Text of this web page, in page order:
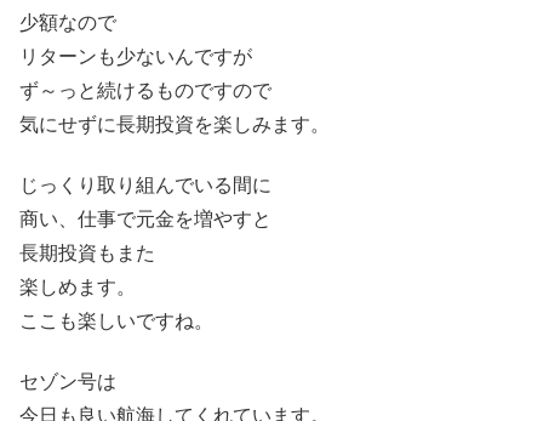
少額なので
リターンも少ないんですが
ず～っと続けるものですので
気にせずに長期投資を楽しみます。
じっくり取り組んでいる間に
商い、仕事で元金を増やすと
長期投資もまた
楽しめます。
ここも楽しいですね。
セゾン号は
今日も良い航海してくれています。